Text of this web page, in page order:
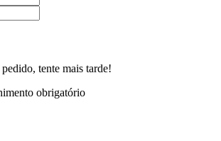
tente mais tarde!
obrigatório